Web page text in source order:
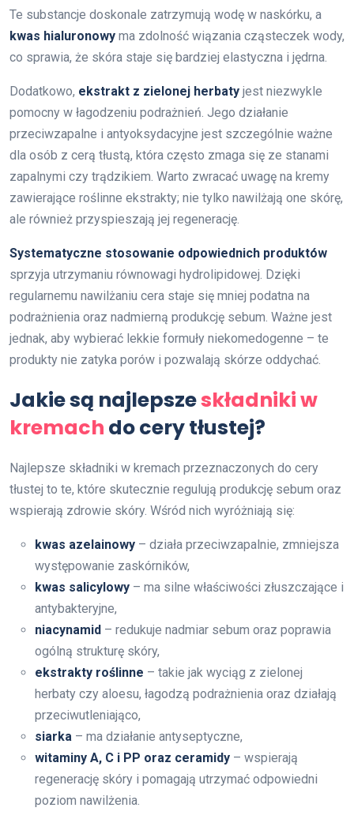
Te substancje doskonale zatrzymują wodę w naskórku, a
kwas hialuronowy ma zdolność wiązania cząsteczek wody,
co sprawia, że skóra staje się bardziej elastyczna i jędrna.
Dodatkowo, ekstrakt z zielonej herbaty jest niezwykle
pomocny w łagodzeniu podrażnień. Jego działanie
przeciwzapalne i antyoksydacyjne jest szczególnie ważne
dla osób z cerą tłustą, która często zmaga się ze stanami
zapalnymi czy trądzikiem. Warto zwracać uwagę na kremy
zawierające roślinne ekstrakty; nie tylko nawilżają one skórę,
ale również przyspieszają jej regenerację.
Systematyczne stosowanie odpowiednich produktów
sprzyja utrzymaniu równowagi hydrolipidowej. Dzięki
regularnemu nawilżaniu cera staje się mniej podatna na
podrażnienia oraz nadmierną produkcję sebum. Ważne jest
jednak, aby wybierać lekkie formuły niekomedogenne – te
produkty nie zatyka porów i pozwalają skórze oddychać.
Jakie są najlepszeskładniki w
kremach do cery tłustej?
Najlepsze składniki w kremach przeznaczonych do cery
tłustej to te, które skutecznie regulują produkcję sebum oraz
wspierają zdrowie skóry. Wśród nich wyróżniają się:
kwas azelainowy – działa przeciwzapalnie, zmniejsza
występowanie zaskórników,
kwas salicylowy – ma silne właściwości złuszczające i
antybakteryjne,
niacynamid – redukuje nadmiar sebum oraz poprawia
ogólną strukturę skóry,
ekstrakty roślinne – takie jak wyciąg z zielonej
herbaty czy aloesu, łagodzą podrażnienia oraz działają
przeciwutleniająco,
siarka – ma działanie antyseptyczne,
witaminy A, C i PP oraz ceramidy – wspierają
regenerację skóry i pomagają utrzymać odpowiedni
poziom nawilżenia.